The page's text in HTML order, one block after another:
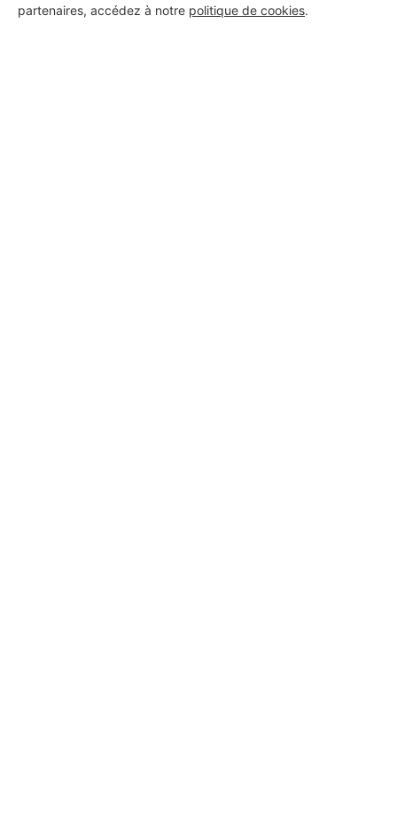
partenaires, accédez à notre politique de cookies.